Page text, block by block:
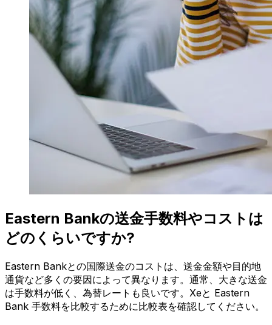
Eastern Bankの送金手数料やコストは
どのくらいですか?
Eastern Bankとの国際送金のコストは、送金金額や目的地
通貨など多くの要因によって異なります。通常、大きな送金
は手数料が低く、為替レートも良いです。Xeと Eastern
Bank 手数料を比較するために比較表を確認してください。